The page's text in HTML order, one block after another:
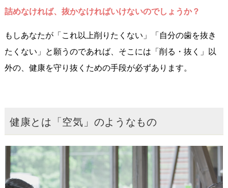
詰めなければ、抜かなければいけないのでしょうか？
もしあなたが「これ以上削りたくない」「自分の歯を抜き
たくない」と願うのであれば、そこには「削る・抜く」以
外の、健康を守り抜くための手段が必ずあります。
健康とは「空気」のようなもの